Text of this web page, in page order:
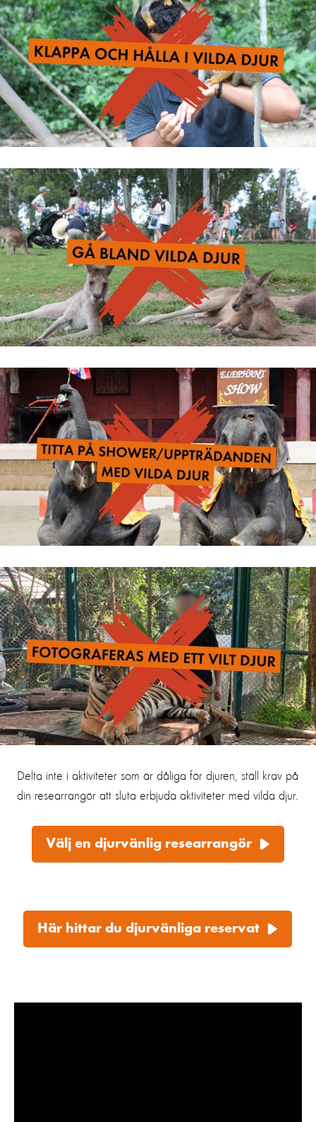
Delta inte i aktiviteter som är dåliga för djuren, ställ krav på
din researrangör att sluta erbjuda aktiviteter med vilda djur.
Välj en djurvänlig researrangör
Här hittar du djurvänliga reservat